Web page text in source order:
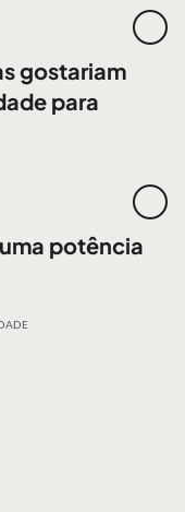
gostariam
para
potência